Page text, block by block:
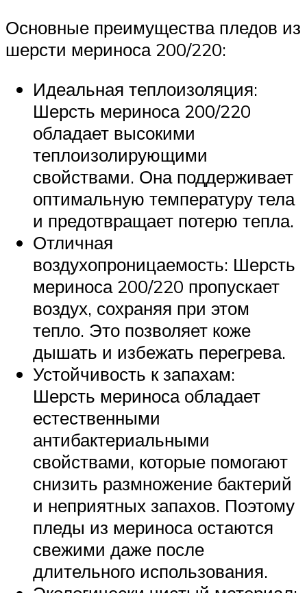
Основные преимущества пледов из
шерсти мериноса 200/220:
Идеальная теплоизоляция:
Шерсть мериноса 200/220
обладает высокими
теплоизолирующими
свойствами. Она поддерживает
оптимальную температуру тела
и предотвращает потерю тепла.
Отличная
воздухопроницаемость: Шерсть
мериноса 200/220 пропускает
воздух, сохраняя при этом
тепло. Это позволяет коже
дышать и избежать перегрева.
Устойчивость к запахам:
Шерсть мериноса обладает
естественными
антибактериальными
свойствами, которые помогают
снизить размножение бактерий
и неприятных запахов. Поэтому
пледы из мериноса остаются
свежими даже после
длительного использования.